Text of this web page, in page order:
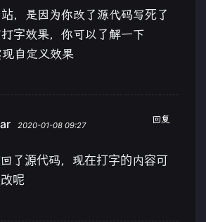
，是因为你改了源代码写死了
字效果，你可以了解一下
自定义效果
回复
2020-01-08 09:27
了源代码，现在打字的内容可
呢